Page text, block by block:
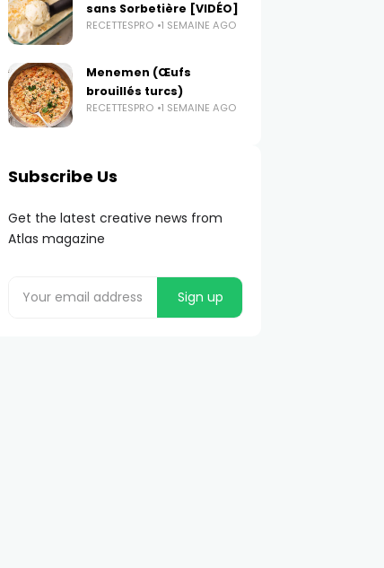
sans Sorbetière [VIDÉO]
RECETTESPRO 1 SEMAINE AGO
Menemen (Œufs
brouillés turcs)
RECETTESPRO 1 SEMAINE AGO
Subscribe Us
Get the latest creative news from
Atlas magazine